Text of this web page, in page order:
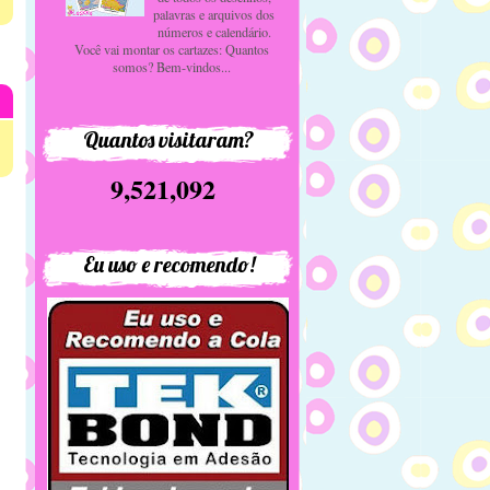
palavras e arquivos dos
números e calendário.
Você vai montar os cartazes: Quantos
somos? Bem-vindos...
Quantos visitaram?
9,521,092
Eu uso e recomendo!